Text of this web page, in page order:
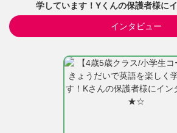
学しています！Yくんの保護者様
インタビュー